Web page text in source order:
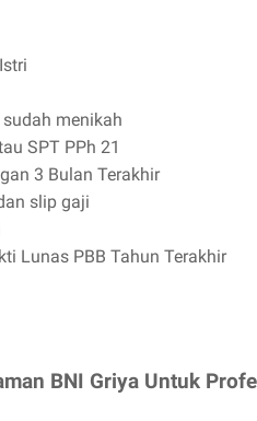
menikah
SPT PPh 21
3 Bulan Terakhir
slip gaji
Lunas PBB Tahun Terakhir
BNI Griya Untuk